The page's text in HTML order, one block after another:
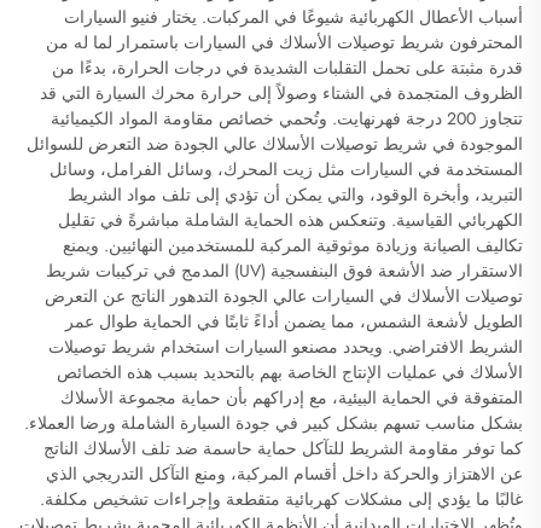
أسباب الأعطال الكهربائية شيوعًا في المركبات. يختار فنيو السيارات
المحترفون شريط توصيلات الأسلاك في السيارات باستمرار لما له من
قدرة مثبتة على تحمل التقلبات الشديدة في درجات الحرارة، بدءًا من
الظروف المتجمدة في الشتاء وصولاً إلى حرارة محرك السيارة التي قد
تتجاوز 200 درجة فهرنهايت. وتُحمي خصائص مقاومة المواد الكيميائية
الموجودة في شريط توصيلات الأسلاك عالي الجودة ضد التعرض للسوائل
المستخدمة في السيارات مثل زيت المحرك، وسائل الفرامل، وسائل
التبريد، وأبخرة الوقود، والتي يمكن أن تؤدي إلى تلف مواد الشريط
الكهربائي القياسية. وتنعكس هذه الحماية الشاملة مباشرةً في تقليل
تكاليف الصيانة وزيادة موثوقية المركبة للمستخدمين النهائيين. ويمنع
الاستقرار ضد الأشعة فوق البنفسجية (UV) المدمج في تركيبات شريط
توصيلات الأسلاك في السيارات عالي الجودة التدهور الناتج عن التعرض
الطويل لأشعة الشمس، مما يضمن أداءً ثابتًا في الحماية طوال عمر
الشريط الافتراضي. ويحدد مصنعو السيارات استخدام شريط توصيلات
الأسلاك في عمليات الإنتاج الخاصة بهم بالتحديد بسبب هذه الخصائص
المتفوقة في الحماية البيئية، مع إدراكهم بأن حماية مجموعة الأسلاك
بشكل مناسب تسهم بشكل كبير في جودة السيارة الشاملة ورضا العملاء.
كما توفر مقاومة الشريط للتآكل حماية حاسمة ضد تلف الأسلاك الناتج
عن الاهتزاز والحركة داخل أقسام المركبة، ومنع التآكل التدريجي الذي
غالبًا ما يؤدي إلى مشكلات كهربائية متقطعة وإجراءات تشخيص مكلفة.